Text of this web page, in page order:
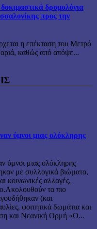
δρομολόγια
προς την
η επέκταση του Μετρό
καθώς από απόψε...
ύμνοι μιας ολόκληρης
ύμνοι μιας ολόκληρης
με συλλογικά βιώματα,
κοινωνικές αλλαγές,
τα πιο
(και
φοιτητικά δωμάτια και
και Νεανική Ορμή «Ο...